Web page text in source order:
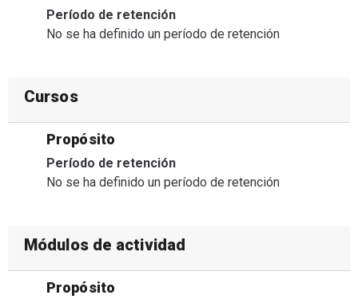
Período de retención
No se ha definido un período de retención
Cursos
Propósito
Período de retención
No se ha definido un período de retención
Módulos de actividad
Propósito